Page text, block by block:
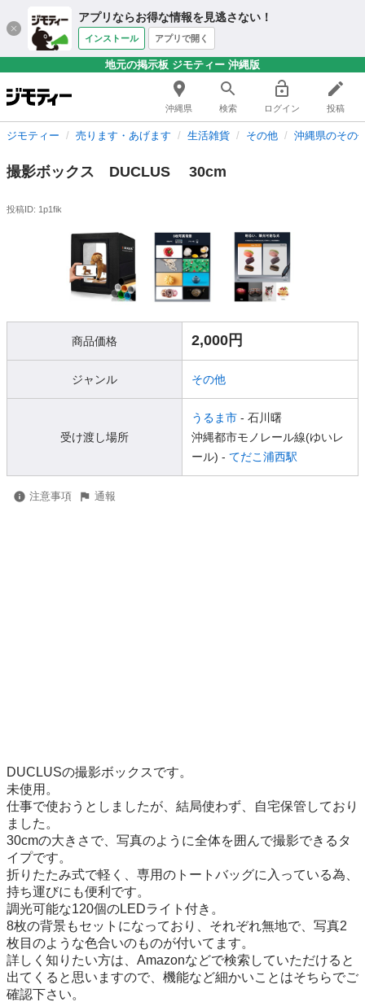
アプリならお得な情報を見逃さない！
インストール アプリで開く
地元の掲示板 ジモティー 沖縄版
沖縄県 検索 ログイン 投稿
ジモティー 売ります・あげます 生活雑貨 その他 沖縄県のその
撮影ボックス DUCLUS 30cm
投稿ID: 1p1fik
商品価格 2,000円
ジャンル その他
受け渡し場所
うるま市 - 石川曙
沖縄都市モノレール線(ゆいレ
ール) - てだこ浦西駅
注意事項 通報
DUCLUSの撮影ボックスです。
未使用。
仕事で使おうとしましたが、結局使わず、自宅保管しており
ました。
30cmの大きさで、写真のように全体を囲んで撮影できるタ
イプです。
折りたたみ式で軽く、専用のトートバッグに入っている為、
持ち運びにも便利です。
調光可能な120個のLEDライト付き。
8枚の背景もセットになっており、それぞれ無地で、写真2
枚目のような色合いのものが付いてます。
詳しく知りたい方は、Amazonなどで検索していただけると
出てくると思いますので、機能など細かいことはそちらでご
確認下さい。